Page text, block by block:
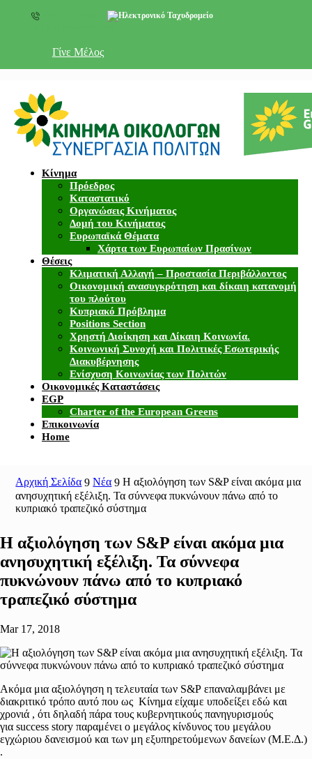
Γίνε Μέλος
Κίνημα
Πρόεδρος
Καταστατικό
Οργανώσεις Κινήματος
Δομή του Κινήματος
Ευρωπαϊκά Θέματα
Χάρτα των Ευρωπαίων Πρασίνων
Θέσεις
Κλιματική Αλλαγή – Προστασία Περιβάλλοντος
Οικονομική ανασυγκρότηση και δίκαιη κατανομή
του πλούτου
Κυπριακό Πρόβλημα
Positions Section
Χρηστή Διοίκηση και Δίκαιη Κοινωνία.
Κοινωνική Συνοχή και Πολιτικές Εσωτερικής
Διακυβέρνησης
Ενίσχυση Κοινωνίας των Πολιτών
Οικονομικές Καταστάσεις
EGP
Charter of the European Greens
Επικοινωνία
Home
Αρχική Σελίδα 9 Νέα 9 Η αξιολόγηση των S&P είναι ακόμα μια
ανησυχητική εξέλιξη. Τα σύννεφα πυκνώνουν πάνω από το
κυπριακό τραπεζικό σύστημα
Η αξιολόγηση των S&P είναι ακόμα μια
ανησυχητική εξέλιξη. Τα σύννεφα
πυκνώνουν πάνω από το κυπριακό
τραπεζικό σύστημα
Mar 17, 2018
Ακόμα μια αξιολόγηση η τελευταία των S&P επαναλαμβάνει με
διακριτικό τρόπο αυτό που ως Κίνημα είχαμε υποδείξει εδώ και
χρονιά , ότι δηλαδή πάρα τους κυβερνητικούς πανηγυρισμούς
για success story παραμένει ο μεγάλος κίνδυνος του μεγάλου
εγχώριου δανεισμού και των μη εξυπηρετούμενων δανείων (Μ.Ε.Δ.)
.